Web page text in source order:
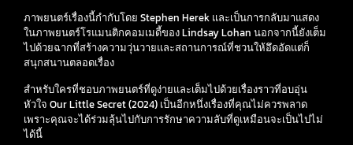
ภาพยนตร์เรื่องนี้กำกับโดย Stephen Herek และเป็นการกลับมาแสดง
ในภาพยนตร์โรแมนติกคอมเมดี้ของ Lindsay Lohan นอกจากนี้ยังเต็ม
ไปด้วยฉากที่สร้างความวุ่นวายและสถานการณ์ที่ชวนให้อึดอัดแต่ก็
สนุกสนานตลอดเรื่อง
สำหรับใครที่ชอบภาพยนตร์ที่ดูง่ายและเต็มไปด้วยเรื่องราวที่อบอุ่น
หัวใจ Our Little Secret (2024) เป็นอีกหนึ่งเรื่องที่คุณไม่ควรพลาด
เพราะคุณจะได้ร่วมลุ้นไปกับการรักษาความลับที่ดูเหมือนจะเป็นไปไม่
ได้นี้